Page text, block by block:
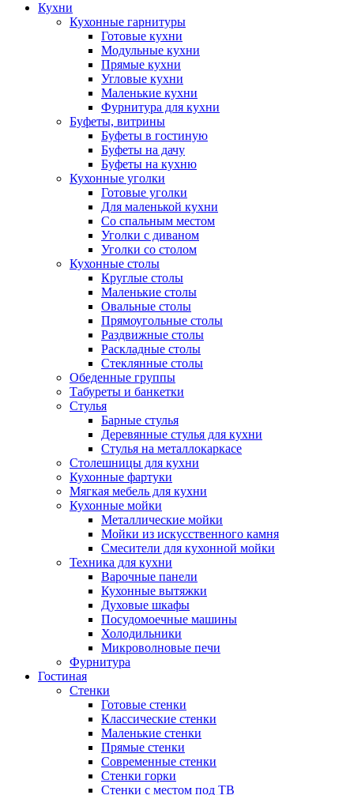
Кухни
Кухонные гарнитуры
Готовые кухни
Модульные кухни
Прямые кухни
Угловые кухни
Маленькие кухни
Фурнитура для кухни
Буфеты, витрины
Буфеты в гостиную
Буфеты на дачу
Буфеты на кухню
Кухонные уголки
Готовые уголки
Для маленькой кухни
Со спальным местом
Уголки с диваном
Уголки со столом
Кухонные столы
Круглые столы
Маленькие столы
Овальные столы
Прямоугольные столы
Раздвижные столы
Раскладные столы
Стеклянные столы
Обеденные группы
Табуреты и банкетки
Стулья
Барные стулья
Деревянные стулья для кухни
Стулья на металлокаркасе
Столешницы для кухни
Кухонные фартуки
Мягкая мебель для кухни
Кухонные мойки
Металлические мойки
Мойки из искусственного камня
Смесители для кухонной мойки
Техника для кухни
Варочные панели
Кухонные вытяжки
Духовые шкафы
Посудомоечные машины
Холодильники
Микроволновые печи
Фурнитура
Гостиная
Стенки
Готовые стенки
Классические стенки
Маленькие стенки
Прямые стенки
Современные стенки
Стенки горки
Стенки с местом под ТВ